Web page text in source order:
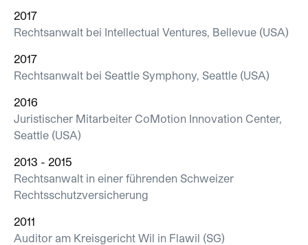
2017
Rechtsanwalt bei Intellectual Ventures, Bellevue (USA)
2017
Rechtsanwalt bei Seattle Symphony, Seattle (USA)
2016
Juristischer Mitarbeiter CoMotion Innovation Center,
Seattle (USA)
2013 - 2015
Rechtsanwalt in einer führenden Schweizer
Rechtsschutzversicherung
2011
Auditor am Kreisgericht Wil in Flawil (SG)